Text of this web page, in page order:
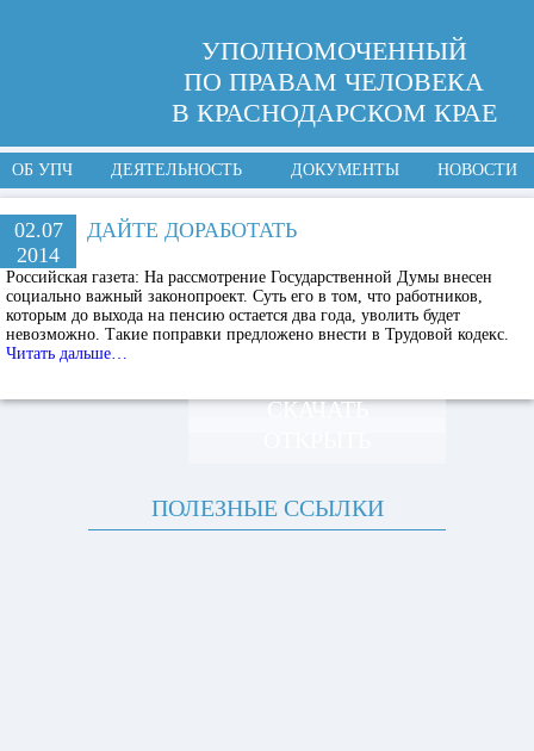
УПОЛНОМОЧЕННЫЙ
ПО ПРАВАМ ЧЕЛОВЕКА
В КРАСНОДАРСКОМ КРАЕ
ОБ УПЧ ДЕЯТЕЛЬНОСТЬ ДОКУМЕНТЫ НОВОСТИ
02.07
2014
ДАЙТЕ ДОРАБОТАТЬ
Российская газета: На рассмотрение Государственной Думы внесен
социально важный законопроект. Суть его в том, что работников,
которым до выхода на пенсию остается два года, уволить будет
невозможно. Такие поправки предложено внести в Трудовой кодекс.
Читать дальше…
СКАЧАТЬ
ПОЛЕЗНЫЕ ССЫЛКИ